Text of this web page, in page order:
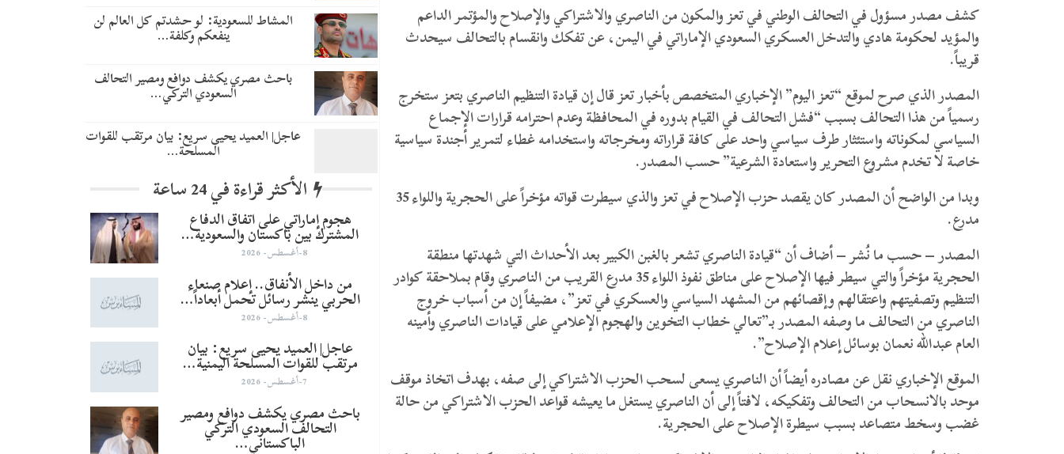
كشف مصدر مسؤول في التحالف الوطني في تعز والمكون من الناصري والاشتراكي والإصلاح والمؤتمر الداعم
والمؤيد لحكومة هادي والتدخل العسكري السعودي الإماراتي في اليمن، عن تفكك وانقسام بالتحالف سيحدث
قريباً.
المصدر الذي صرح لموقع “تعز اليوم” الإخباري المتخصص بأخبار تعز قال إن قيادة التنظيم الناصري بتعز ستخرج
رسمياً من هذا التحالف بسبب “فشل التحالف في القيام بدوره في المحافظة وعدم احترامه قرارات الإجماع
السياسي لمكوناته واستئثار طرف سياسي واحد على كافة قراراته ومخرجاته واستخدامه غطاء لتمرير أجندة سياسية
خاصة لا تخدم مشروع التحرير واستعادة الشرعية” حسب المصدر.
وبدا من الواضح أن المصدر كان يقصد حزب الإصلاح في تعز والذي سيطرت قواته مؤخراً على الحجرية واللواء 35
مدرع.
المصدر – حسب ما نُشر – أضاف أن “قيادة الناصري تشعر بالغبن الكبير بعد الأحداث التي شهدتها منطقة
الحجرية مؤخراً والتي سيطر فيها الإصلاح على مناطق نفوذ اللواء 35 مدرع القريب من الناصري وقام بملاحقة كوادر
التنظيم وتصفيتهم واعتقالهم وإقصائهم من المشهد السياسي والعسكري في تعز”، مضيفاً إن من أسباب خروج
الناصري من التحالف ما وصفه المصدر بـ”تعالي خطاب التخوين والهجوم الإعلامي على قيادات الناصري وأمينه
العام عبدالله نعمان بوسائل إعلام الإصلاح”.
الموقع الإخباري نقل عن مصادره أيضاً أن الناصري يسعى لسحب الحزب الاشتراكي إلى صفه، بهدف اتخاذ موقف
موحد بالانسحاب من التحالف وتفكيكه، لافتاً إلى أن الناصري يستغل ما يعيشه قواعد الحزب الاشتراكي من حالة
غضب وسخط متصاعد بسبب سيطرة الإصلاح على الحجرية.
المشاط للسعودية: لو حشدتم كل العالم لن
ينفعكم وكلفة…
باحث مصري يكشف دوافع ومصير التحالف
السعودي التركي…
عاجل| العميد يحيى سريع: بيان مرتقب للقوات
المسلحة…
الأكثر قراءة في 24 ساعة
هجوم إماراتي على اتفاق الدفاع
المشترك بين باكستان والسعودية…
8-أغسطس- 2026
من داخل الأنفاق.. إعلام صنعاء
الحربي ينشر رسائل تحمل أبعاداً…
8-أغسطس- 2026
عاجل| العميد يحيى سريع: بيان
مرتقب للقوات المسلحة اليمنية…
7-أغسطس- 2026
باحث مصري يكشف دوافع ومصير
التحالف السعودي التركي
الباكستاني…